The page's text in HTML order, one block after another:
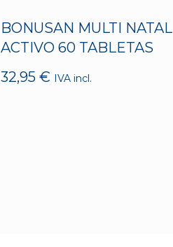
BONUSAN MULTI NATAL
ACTIVO 60 TABLETAS
32,95 € IVA incl.